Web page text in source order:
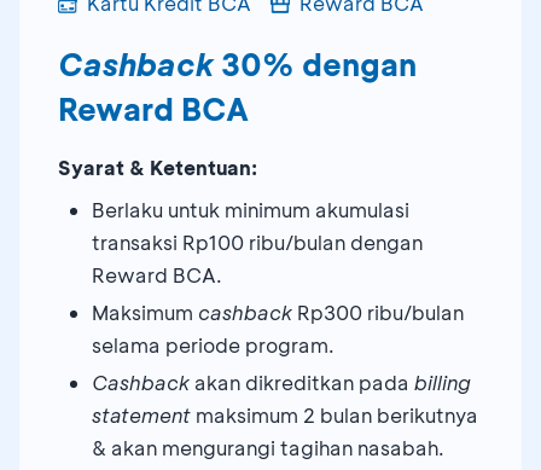
Cashback30% dengan
Reward BCA
Syarat & Ketentuan:
Berlaku untuk minimum akumulasi
transaksi Rp100 ribu/bulan dengan
Reward BCA.
Maksimum cashback Rp300 ribu/bulan
selama periode program.
Cashback akan dikreditkan pada billing
statement maksimum 2 bulan berikutnya
& akan mengurangi tagihan nasabah.